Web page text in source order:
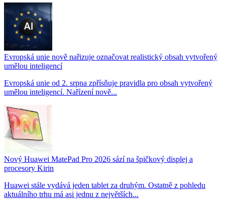
Evropská unie nově nařizuje označovat realistický obsah vytvořený
umělou inteligencí
Evropská unie od 2. srpna zpřísňuje pravidla pro obsah vytvořený
umělou inteligencí. Nařízení nově...
Nový Huawei MatePad Pro 2026 sází na špičkový displej a
procesory Kirin
Huawei stále vydává jeden tablet za druhým. Ostatně z pohledu
aktuálního trhu má asi jednu z největších...